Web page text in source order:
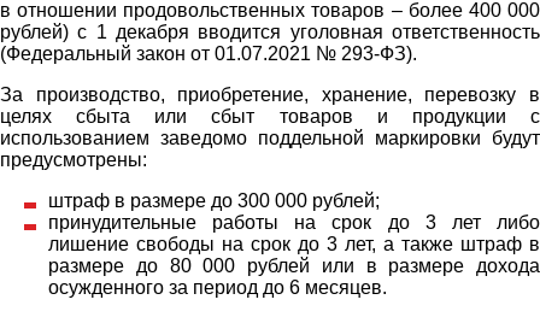
в отношении продовольственных товаров – более 400 000
рублей) с 1 декабря вводится уголовная ответственность
(Федеральный закон от 01.07.2021 № 293-ФЗ).
За производство, приобретение, хранение, перевозку в
целях сбыта или сбыт товаров и продукции с
использованием заведомо поддельной маркировки будут
предусмотрены:
штраф в размере до 300 000 рублей;
принудительные работы на срок до 3 лет либо
лишение свободы на срок до 3 лет, а также штраф в
размере до 80 000 рублей или в размере дохода
осужденного за период до 6 месяцев.